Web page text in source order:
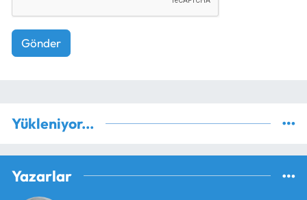
Gönder
Yükleniyor...
Yazarlar